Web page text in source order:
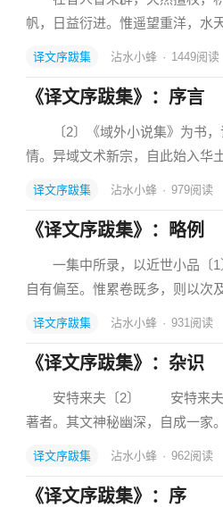
帆，日益衍进。惟遥望重洋，水
译文序跋集 沾水小蜂 · 1449阅读
《译文序跋集》：序言
〔2〕《域外小说集》为书，
情。异域文术新宗，自此始入华
译文序跋集 沾水小蜂 · 979阅读
《译文序跋集》：略例
一集中所录，以近世小品〔1
自有偏至。惟累卷既多，则以次
译文序跋集 沾水小蜂 · 931阅读
《译文序跋集》：杂识
安特来夫〔2〕 安特来夫生
著者。其文神秘幽深，自成一家
译文序跋集 沾水小蜂 · 962阅读
《译文序跋集》：序